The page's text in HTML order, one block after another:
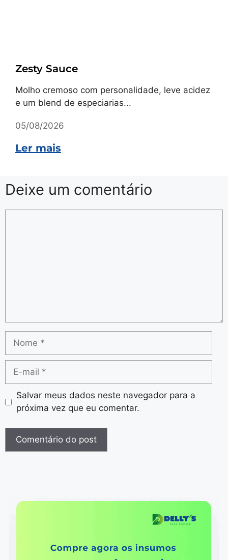
Zesty Sauce
Molho cremoso com personalidade, leve acidez
e um blend de especiarias...
05/08/2026
Ler mais
Deixe um comentário
Salvar meus dados neste navegador para a
próxima vez que eu comentar.